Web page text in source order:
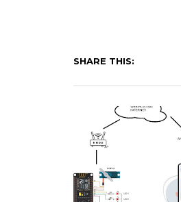
SHARE THIS: